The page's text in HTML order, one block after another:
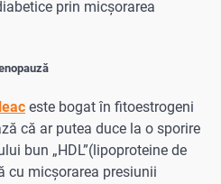
prin micșorarea
este bogat în fitoestrogeni
că ar putea duce la o sporire
bun „HDL”(lipoproteine de
cu micșorarea presiunii